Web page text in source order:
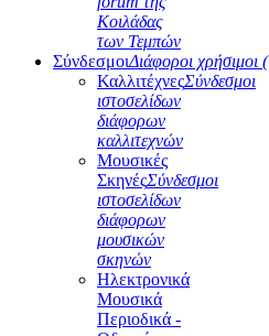
Κοιλάδας
των Τεμπών
ΣύνδεσμοιΔιάφοροι χρήσιμοι
ΚαλλιτέχνεςΣύνδεσμοι
ιστοσελίδων
διάφορων
καλλιτεχνών
Μουσικές
ΣκηνέςΣύνδεσμοι
ιστοσελίδων
διάφορων
μουσικών
σκηνών
Ηλεκτρονικά
Μουσικά
Περιοδικά -